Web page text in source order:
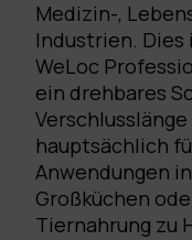
Medizin-,
Industrien.
WeLoc
ein drehbares
hauptsächlich
Anwendungen
Großküchen
Tiernahrung zu